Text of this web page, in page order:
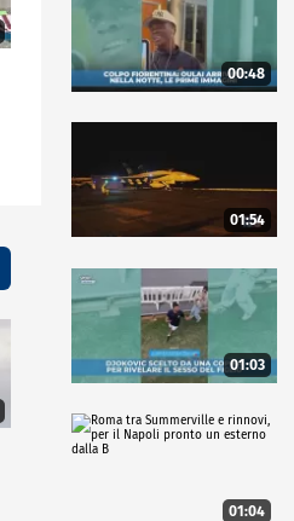
00:48
01:54
01:03
01:04